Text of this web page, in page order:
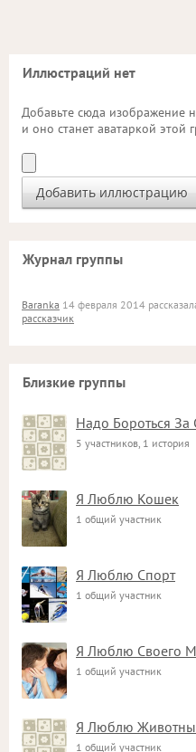
Иллюстраций нет
Добавьте сюда изображение
и оно станет аватаркой этой
Журнал группы
Baranka 14 февраля 2014
рассказчик
Близкие группы
Надо Бороться
5 участников, 1 история
Я Люблю Кошек
1 общий участник
Я Люблю Спорт
1 общий участник
Я Люблю Своего
1 общий участник
Я Люблю
1 общий участник